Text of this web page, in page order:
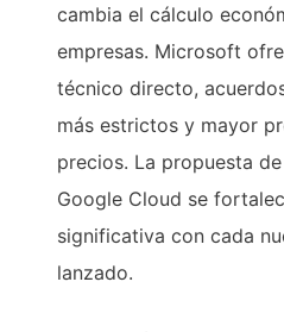
cambia el cálculo
empresas. Microsoft
técnico directo,
más estrictos y mayor
precios. La propuesta
Google Cloud se
significativa con cada
lanzado.